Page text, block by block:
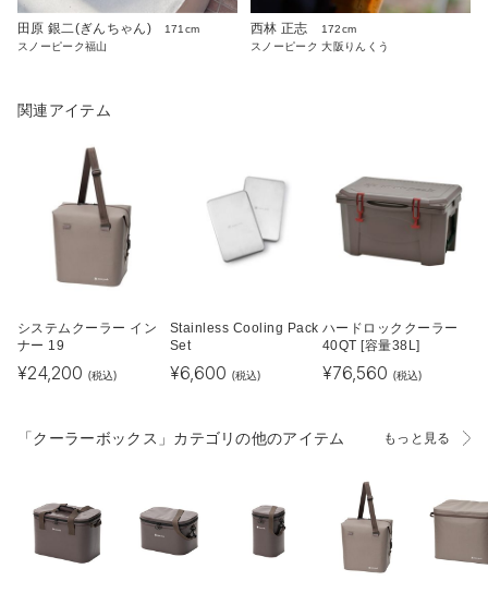
田原 銀二(ぎんちゃん)
171cm
スノーピーク福山
西林 正志
172cm
スノーピーク 大阪りんくう
関連アイテム
システムクーラー イン
ナー 19
¥24,200 (税込)
Stainless Cooling Pack
Set
¥6,600 (税込)
ハードロッククーラー
40QT [容量38L]
¥76,560 (税込)
「クーラーボックス」カテゴリの他のアイテム もっと見る